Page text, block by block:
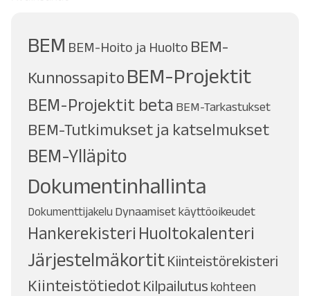
BEM BEM-Hoito ja Huolto BEM-
Kunnossapito BEM-Projektit
BEM-Projektit beta BEM-Tarkastukset
BEM-Tutkimukset ja katselmukset
BEM-Ylläpito
Dokumentinhallinta
Dokumenttijakelu Dynaamiset käyttöoikeudet
Hankerekisteri Huoltokalenteri
Järjestelmäkortit Kiinteistörekisteri
Kiinteistötiedot Kilpailutus kohteen